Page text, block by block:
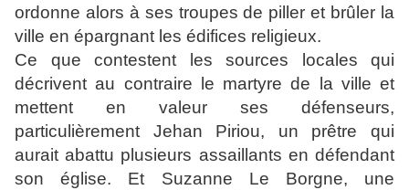
ordonne alors à ses troupes de piller et brûler la
ville en épargnant les édifices religieux.
Ce que contestent les sources locales qui
décrivent au contraire le martyre de la ville et
mettent en valeur ses défenseurs,
particulièrement Jehan Piriou, un prêtre qui
aurait abattu plusieurs assaillants en défendant
son église. Et Suzanne Le Borgne, une